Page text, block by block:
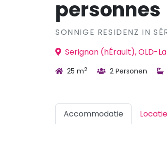
personnes
SONNIGE RESIDENZ IN
Serignan (hÉrault), OLD-
25 m2 2 Personen
Accommodatie Locatie